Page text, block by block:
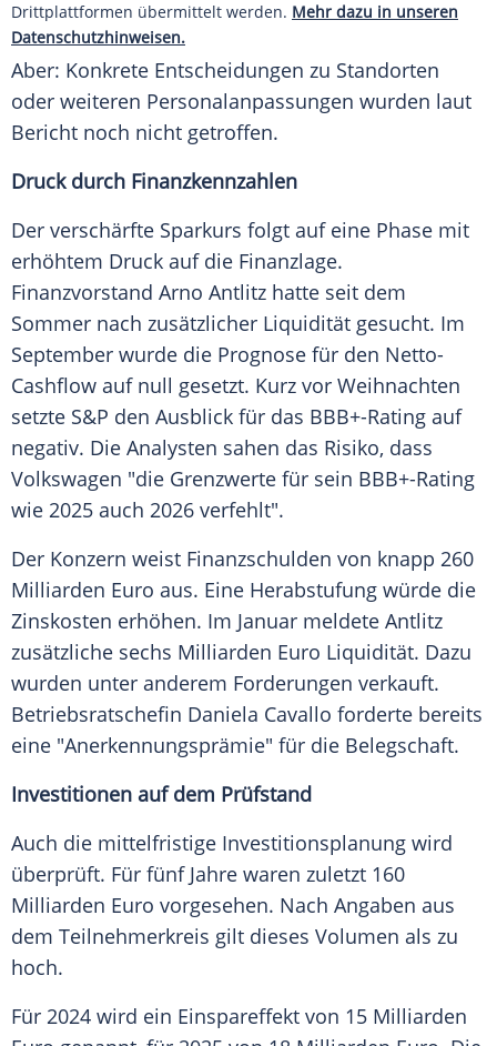
Drittplattformen übermittelt werden. Mehr dazu in unseren
Datenschutzhinweisen.
Aber: Konkrete Entscheidungen zu Standorten
oder weiteren Personalanpassungen wurden laut
Bericht noch nicht getroffen.
Druck durch Finanzkennzahlen
Der verschärfte Sparkurs folgt auf eine Phase mit
erhöhtem Druck auf die Finanzlage.
Finanzvorstand Arno Antlitz hatte seit dem
Sommer nach zusätzlicher Liquidität gesucht. Im
September wurde die Prognose für den Netto-
Cashflow auf null gesetzt. Kurz vor Weihnachten
setzte S&P den Ausblick für das BBB+-Rating auf
negativ. Die Analysten sahen das Risiko, dass
Volkswagen "die Grenzwerte für sein BBB+-Rating
wie 2025 auch 2026 verfehlt".
Der Konzern weist Finanzschulden von knapp 260
Milliarden Euro aus. Eine Herabstufung würde die
Zinskosten erhöhen. Im Januar meldete Antlitz
zusätzliche sechs Milliarden Euro Liquidität. Dazu
wurden unter anderem Forderungen verkauft.
Betriebsratschefin Daniela Cavallo forderte bereits
eine "Anerkennungsprämie" für die Belegschaft.
Investitionen auf dem Prüfstand
Auch die mittelfristige Investitionsplanung wird
überprüft. Für fünf Jahre waren zuletzt 160
Milliarden Euro vorgesehen. Nach Angaben aus
dem Teilnehmerkreis gilt dieses Volumen als zu
hoch.
Für 2024 wird ein Einspareffekt von 15 Milliarden